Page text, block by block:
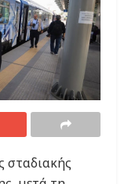
σταδιακής